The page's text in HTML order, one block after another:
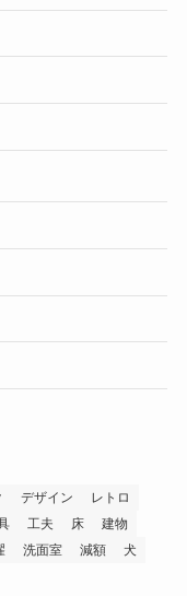
デザイン
レトロ
工夫 床
建物
洗面室 減額
犬